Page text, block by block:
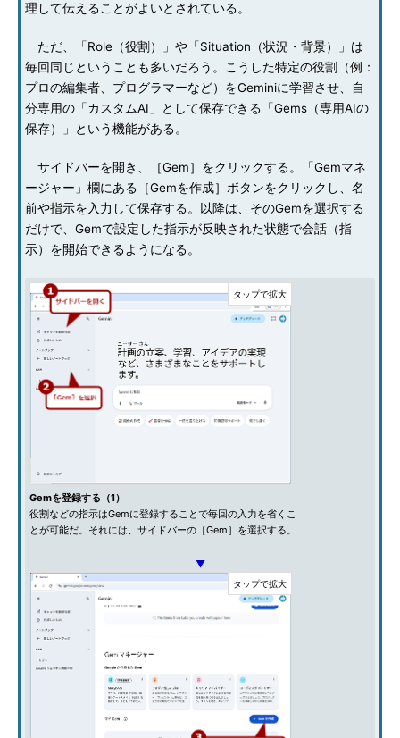
理して伝えることがよいとされている。
ただ、「Role（役割）」や「Situation（状況・背景）」は
毎回同じということも多いだろう。こうした特定の役割（例：
プロの編集者、プログラマーなど）をGeminiに学習させ、自
分専用の「カスタムAI」として保存できる「Gems（専用AIの
保存）」という機能がある。
サイドバーを開き、［Gem］をクリックする。「Gemマネ
ージャー」欄にある［Gemを作成］ボタンをクリックし、名
前や指示を入力して保存する。以降は、そのGemを選択する
だけで、Gemで設定した指示が反映された状態で会話（指
示）を開始できるようになる。
Gemを登録する（1）
役割などの指示はGemに登録することで毎回の入力を省くこ
とが可能だ。それには、サイドバーの［Gem］を選択する。
▼